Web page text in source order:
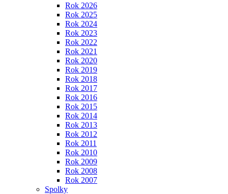
Rok 2026
Rok 2025
Rok 2024
Rok 2023
Rok 2022
Rok 2021
Rok 2020
Rok 2019
Rok 2018
Rok 2017
Rok 2016
Rok 2015
Rok 2014
Rok 2013
Rok 2012
Rok 2011
Rok 2010
Rok 2009
Rok 2008
Rok 2007
Spolky